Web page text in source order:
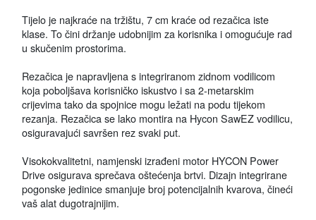
Tijelo je najkraće na tržištu, 7 cm kraće od rezačica iste
klase. To čini držanje udobnijim za korisnika i omogućuje rad
u skučenim prostorima.
Rezačica je napravljena s integriranom zidnom vodilicom
koja poboljšava korisničko iskustvo i sa 2-metarskim
crijevima tako da spojnice mogu ležati na podu tijekom
rezanja. Rezačica se lako montira na Hycon SawEZ vodilicu,
osiguravajući savršen rez svaki put.
Visokokvalitetni, namjenski izrađeni motor HYCON Power
Drive osigurava sprečava oštećenja brtvi. Dizajn integrirane
pogonske jedinice smanjuje broj potencijalnih kvarova, čineći
vaš alat dugotrajnijim.